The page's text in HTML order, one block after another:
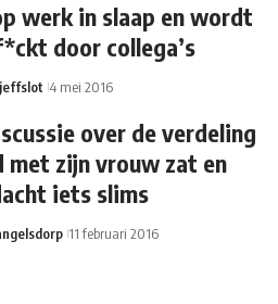
werk in slaap en wordt
door collega’s
jeffslot 4 mei 2016
over de verdeling
met zijn vrouw zat en
iets slims
11 februari 2016